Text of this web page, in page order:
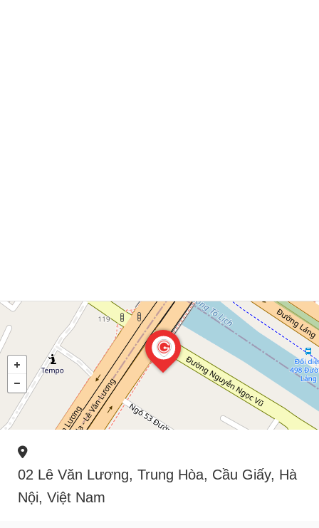
02 Lê Văn Lương, Trung Hòa, Cầu Giấy, Hà
Nội, Việt Nam